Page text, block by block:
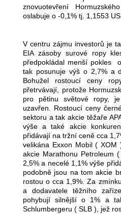
znovuotevření
oslabuje o -0,1% tj. 1,1553
V centru zájmu investorů je
EIA zásoby surové ropy
předpokládal menší pokles
tak posunuje výš o 2,7% a
Bohužel rostoucí ceny
přetrvávají, protože
pro pětinu světové ropy,
uzavřen. Rostoucí ceny
sektoru a tak akcie těžaře
výše a také akcie
přidávají na tržní ceně cca
velikána Exxon Mobil (
akcie Marathonu Petroleum
2,5% a necelé 1,1% výše
podobně jsou na tom akcie
rostou o cca 1,9%. Za
a dodavatele těžního
pohybují silnější o 1% a
Schlumbergeru ( SLB ), jež